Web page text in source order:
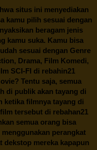
situs ini menyediakan
kamu pilih sesuai dengan
beragam jenis
kamu suka. Kamu bisa
sesuai dengan Genre
Drama, Film Komedi,
SCI-FI di rebahin21
Tentu saja, semua
di publik akan tayang di
ketika filmnya tayang di
tersebut di rebahan21
semua orang bisa
perangkat
dekstop mereka kapapun